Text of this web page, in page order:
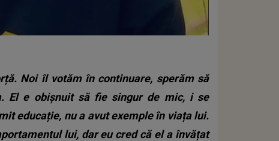
Noi îl votăm în continuare, sperăm să
El e obișnuit să fie singur de mic, i se
educație, nu a avut exemple în viața lui.
lui, dar eu cred că el a învățat